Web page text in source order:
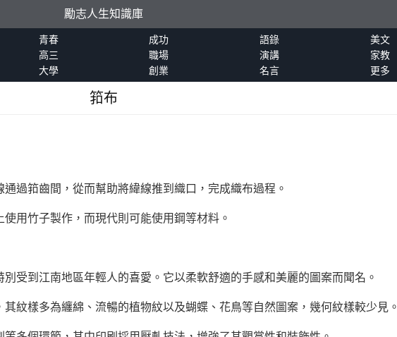
勵志人生知識庫
青春 成功 語錄
美文
高三 職場 演講
家教
大學 創業 名言 更多
筘布
過筘齒間，從而幫助將緯線推到織口，完成織布過程。
用竹子製作，而現代則可能使用鋼等材料。
別受到江南地區年輕人的喜愛。它以柔軟舒適的手感和美麗的圖案而聞名。
紋樣多為纏綿、流暢的植物紋以及蝴蝶、花鳥等自然圖案，幾何紋樣較少見。